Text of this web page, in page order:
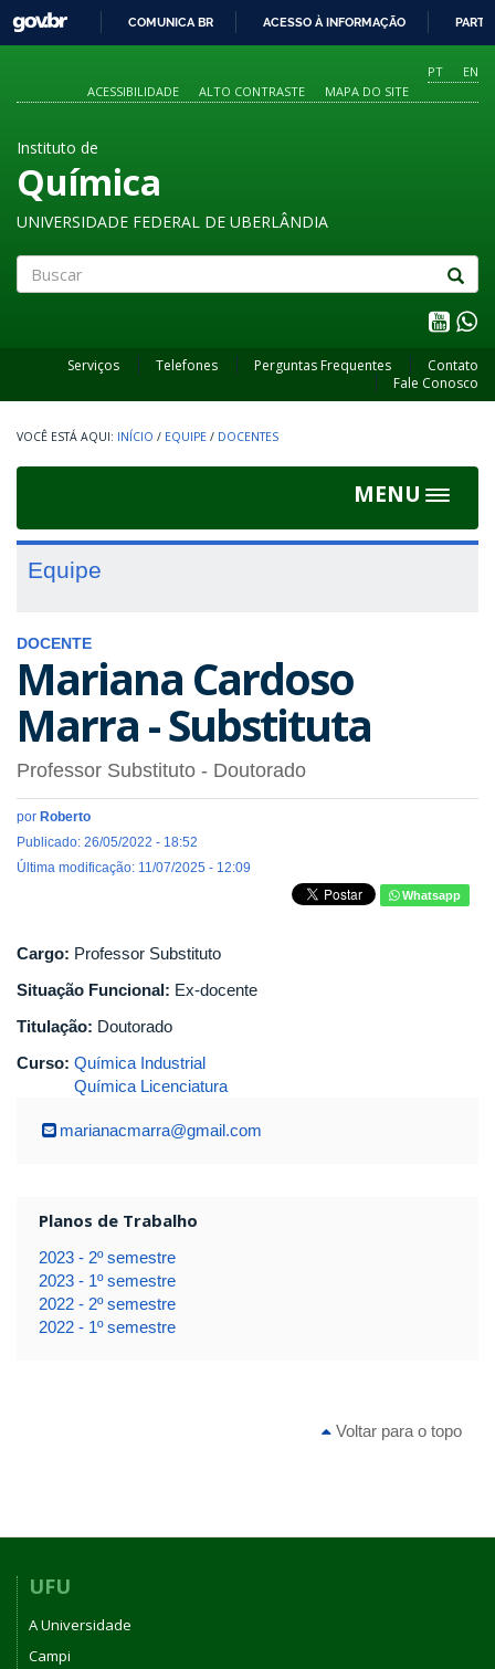
O
CONTEÚDO
GOVBR
COMUNICA BR ACESSO À INFORMAÇÃO
PT
EN
ACESSIBILIDADE
ALTO CONTRASTE MAPA DO SITE
Instituto de
Química
UNIVERSIDADE FEDERAL DE UBERLÂNDIA
Serviços Telefones Perguntas Frequentes
Contato
Fale Conosco
INÍCIO / EQUIPE / DOCENTES
MENU
Toggle
Equipe
DOCENTE
Mariana Cardoso
Marra - Substituta
Professor Substituto - Doutorado
por Roberto
Publicado: 26/05/2022 - 18:52
Última modificação: 11/07/2025 - 12:09
Whatsapp
Cargo: Professor Substituto
Situação Funcional: Ex-docente
Titulação: Doutorado
Curso: Química Industrial
Química Licenciatura
marianacmarra@gmail.com
Planos de Trabalho
2023 - 2º semestre
2023 - 1º semestre
2022 - 2º semestre
2022 - 1º semestre
Voltar para o topo
UFU
A Universidade
Campi